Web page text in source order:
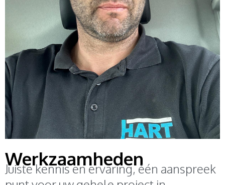
Werkzaamheden
Juiste kennis en ervaring, één aanspreek